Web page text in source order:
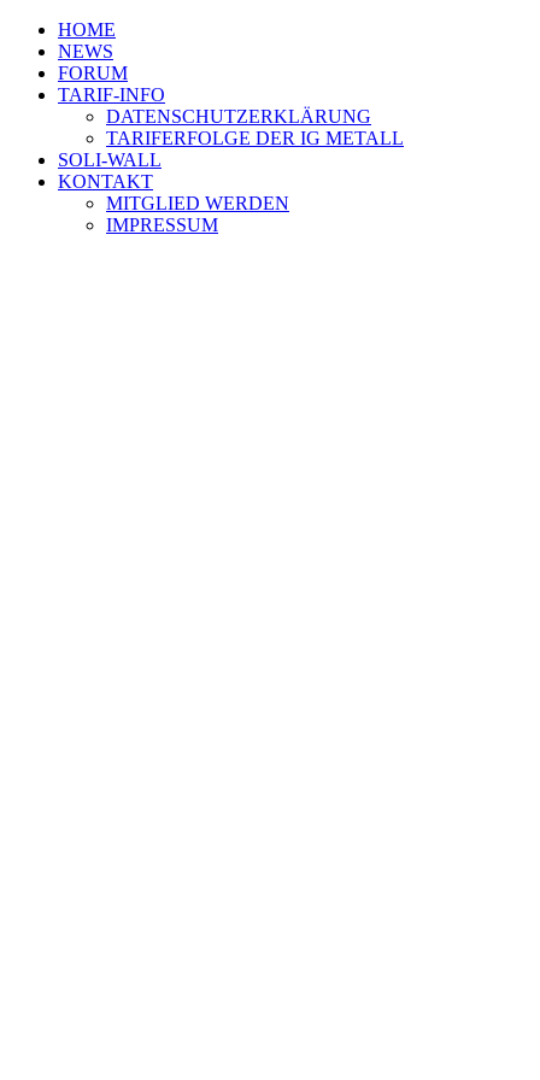
HOME
NEWS
FORUM
TARIF-INFO
DATENSCHUTZERKLÄRUNG
TARIFERFOLGE DER IG METALL
SOLI-WALL
KONTAKT
MITGLIED WERDEN
IMPRESSUM